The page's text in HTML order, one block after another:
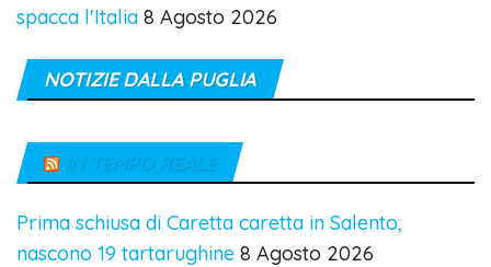
spacca l'Italia 8 Agosto 2026
NOTIZIE DALLA PUGLIA
IN TEMPO REALE
Prima schiusa di Caretta caretta in Salento,
nascono 19 tartarughine 8 Agosto 2026